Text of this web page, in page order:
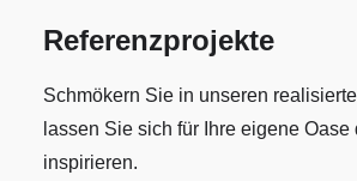
Referenzprojekte
Schmökern Sie in unseren
lassen Sie sich für Ihre eigene Oase
inspirieren.